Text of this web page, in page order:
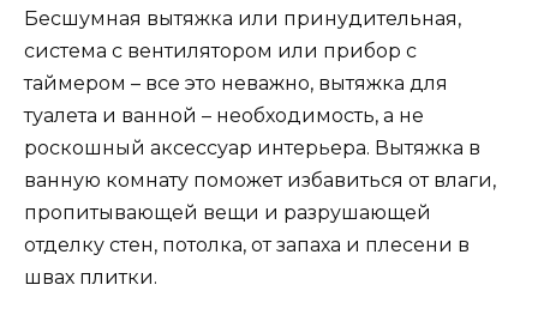
Бесшумная вытяжка или принудительная,
система с вентилятором или прибор с
таймером – все это неважно, вытяжка для
туалета и ванной – необходимость, а не
роскошный аксессуар интерьера. Вытяжка в
ванную комнату поможет избавиться от влаги,
пропитывающей вещи и разрушающей
отделку стен, потолка, от запаха и плесени в
швах плитки.